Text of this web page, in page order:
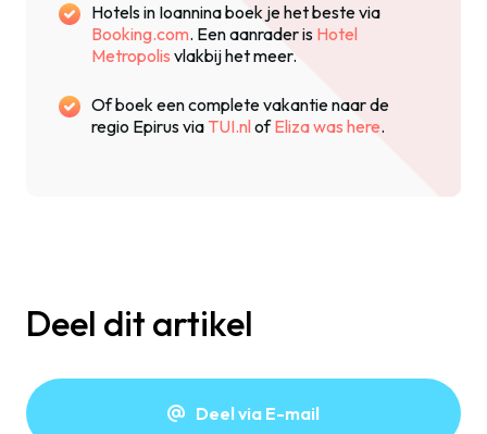
Hotels in Ioannina boek je het beste via
Booking.com. Een aanrader is Hotel
Metropolis vlakbij het meer.
Of boek een complete vakantie naar de
regio Epirus via TUI.nlofEliza was here.
Deel dit artikel
Deel via E-mail